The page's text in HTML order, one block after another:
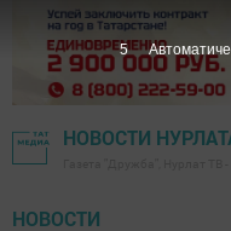
НОВОСТИ
НОВОСТИ
4